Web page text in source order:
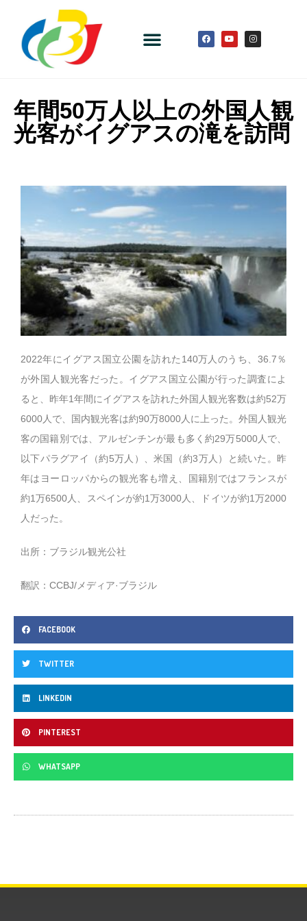
年間50万人以上の外国人観
光客がイグアスの滝を訪問
2022年にイグアス国立公園を訪れた140万人のうち、36.7％
が外国人観光客だった。イグアス国立公園が行った調査によ
ると、昨年1年間にイグアスを訪れた外国人観光客数は約52万
6000人で、国内観光客は約90万8000人に上った。外国人観光
客の国籍別では、アルゼンチンが最も多く約29万5000人で、
以下パラグアイ（約5万人）、米国（約3万人）と続いた。昨
年はヨーロッパからの観光客も増え、国籍別ではフランスが
約1万6500人、スペインが約1万3000人、ドイツが約1万2000
人だった。
出所：ブラジル観光公社
翻訳：CCBJ/メディア·ブラジル
FACEBOOK
TWITTER
LINKEDIN
PINTEREST
WHATSAPP